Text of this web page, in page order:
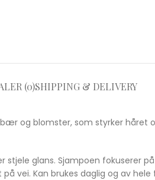
(0)SHIPPING & DELIVERY
og blomster, som styrker håret
glans. Sjampoen fokuserer
vei. Kan brukes daglig og av hele